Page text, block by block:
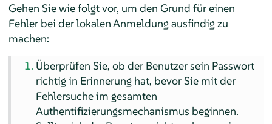
Gehen Sie wie folgt vor, um den Grund für einen
Fehler bei der lokalen Anmeldung ausfindig zu
machen:
Überprüfen Sie, ob der Benutzer sein Passwort
richtig in Erinnerung hat, bevor Sie mit der
Fehlersuche im gesamten
Authentifizierungsmechanismus beginnen.